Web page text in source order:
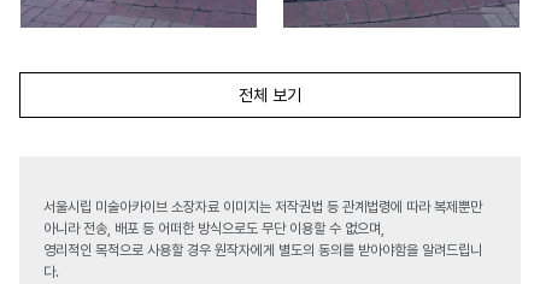
전체 보기
서울시립 미술아카이브 소장자료 이미지는 저작권법 등 관계법령에 따라 복제뿐만
아니라 전송, 배포 등 어떠한 방식으로도 무단 이용할 수 없으며,
영리적인 목적으로 사용할 경우 원작자에게 별도의 동의를 받아야함을 알려드립니
다.